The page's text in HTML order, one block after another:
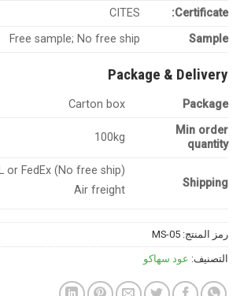
Certificate:
CITES
Sample
Free sample; No free ship
Package & Delivery
Package
Carton box
Min order
quantity
100kg
Shipping
or FedEx (No free ship)
Air freight
رمز المنتج: MS-05
التصنيف: عود سهاكو